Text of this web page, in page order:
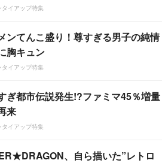
タイアップ特集
ンてんこ盛り！尊すぎる男子の純情
胸キュン
タイアップ特集
ぎ都市伝説発生!?ファミマ45％増量
来
タイアップ特集
、自ら描いた”レトロ